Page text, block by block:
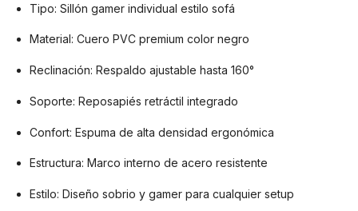
Tipo: Sillón gamer individual estilo sofá
Material: Cuero PVC premium color negro
Reclinación: Respaldo ajustable hasta 160°
Soporte: Reposapiés retráctil integrado
Confort: Espuma de alta densidad ergonómica
Estructura: Marco interno de acero resistente
Estilo: Diseño sobrio y gamer para cualquier setup